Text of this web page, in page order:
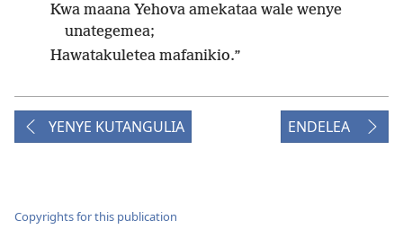
Kwa maana Yehova amekataa wale wenye
unategemea;
Hawatakuletea mafanikio.”
YENYE KUTANGULIA ENDELEA
Copyrights for this publication